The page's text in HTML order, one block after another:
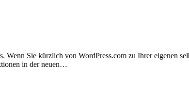
Sie kürzlich von WordPress.com zu Ihrer eigenen
in der neuen…